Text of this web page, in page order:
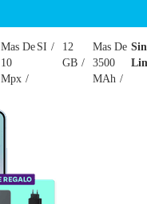
Mas De
10
Mpx
SI
12
GB
Mas De
3500
MAh
Sin